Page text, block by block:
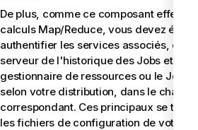
De plus, comme ce composant
calculs Map/Reduce, vous devez
authentifier les services associés,
serveur de l'historique des Jobs et le
gestionnaire de ressources ou le
selon votre distribution, dans le champ
correspondant. Ces principaux se
les fichiers de configuration de votre